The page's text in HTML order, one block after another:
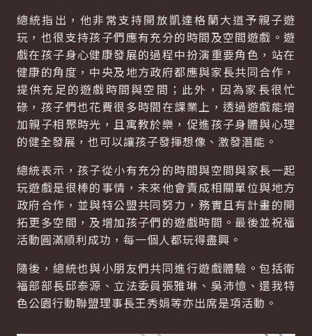
總統指出，他非常支持開放凱達格蘭大道予親子遊
玩，也很支持孩子們應有充分的時間及空間遊戲。遊
戲在孩子身心健康發展的過程中扮演重要角色，站在
健康的角度，中央及地方政府都應與家長共同合作，
提供充足的遊戲時間與空間；此外，因為家長很忙
碌，孩子們也花費很多時間在課業上，透過遊戲能增
加親子相聚時光，且寓教於樂，促進孩子身體與心理
的健全發展，也可以讓孩子發揮想像、激發潛能。
總統表示，孩子從小有充分的時間與空間與家長一起
玩遊戲是很棒的事情，未來他會責成相關單位與地方
政府合作，並與特公盟共同努力，務實且有計畫的開
拓更多空間，及增加孩子們的遊戲時間。最後並祝福
活動圓滿順利成功，每一個人都玩得盡興。
隨後，總統也與小朋友們共同進行遊戲體驗。包括衛
福部部長邱泰源、立法委員張雅琳、吳沛憶、還我特
色公園行動聯盟理事長王秀娟等亦出席是項活動。